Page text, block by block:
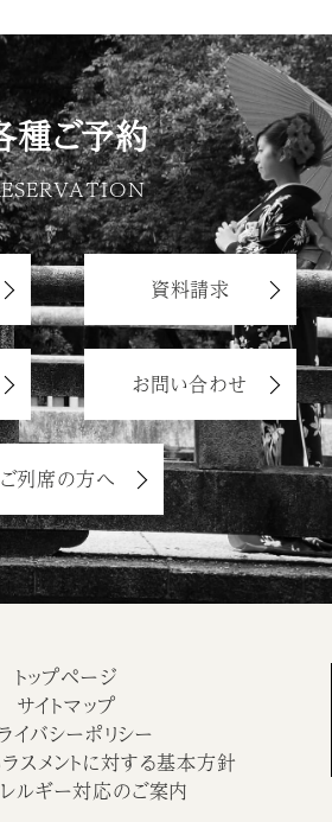
種ご予約
資料請求
お問い合わせ
ご列席の方へ
トップページ
サイトマップ
イバシーポリシー
スメントに対する基本方針
ルギー対応のご案内